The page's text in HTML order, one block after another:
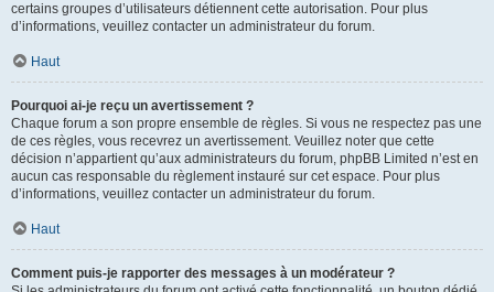
certains groupes d’utilisateurs détiennent cette autorisation. Pour plus
d’informations, veuillez contacter un administrateur du forum.
Haut
Pourquoi ai-je reçu un avertissement ?
Chaque forum a son propre ensemble de règles. Si vous ne respectez pas une
de ces règles, vous recevrez un avertissement. Veuillez noter que cette
décision n’appartient qu’aux administrateurs du forum, phpBB Limited n’est en
aucun cas responsable du règlement instauré sur cet espace. Pour plus
d’informations, veuillez contacter un administrateur du forum.
Haut
Comment puis-je rapporter des messages à un modérateur ?